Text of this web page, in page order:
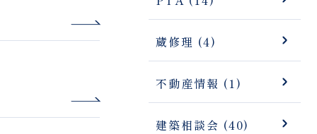
蔵修理 (4)
不動産情報 (1)
建築相談会 (40)